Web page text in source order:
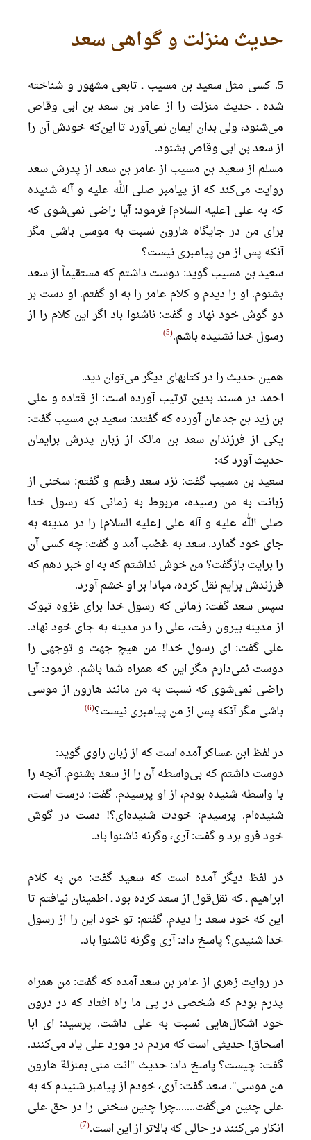
حدیث منزلت و گواهی سعد
5. کسی مثل سعید بن مسیب ـ تابعی مشهور و شناخته
شده ـ حدیث منزلت را از عامر بن سعد بن ابی وقاص
می‌شنود، ولی بدان ایمان نمی‌آورد تا این‌که خودش آن را
از سعد بن ابی وقاص بشنود.
مسلم از سعید بن مسیب از عامر بن سعد از پدرش سعد
روایت می‌کند که از پیامبر صلی الله علیه و آله شنیده
که به علی [علیه السلام] فرمود: آیا راضی نمی‌شوی که
برای من در جایگاه هارون نسبت به موسی باشی مگر
آنکه پس از من پیامبری نیست؟
سعید بن مسیب گوید: دوست داشتم که مستقیماً از سعد
بشنوم. او را دیدم و کلام عامر را به او گفتم. او دست بر
دو گوش خود نهاد و گفت: ناشنوا باد اگر این کلام را از
رسول خدا نشنیده باشم. 5
همین حدیث را در کتابهای دیگر می‌توان دید.
احمد در مسند بدین ترتیب آورده است: از قتاده و علی
بن زید بن جدعان آورده که گفتند: سعید بن مسیب گفت:
یکی از فرزندان سعد بن مالک از زبان پدرش برایمان
حدیث آورد که:
سعید بن مسیب گفت: نزد سعد رفتم و گفتم: سخنی از
زبانت به من رسیده، مربوط به زمانی که رسول خدا
صلی الله علیه و آله علی [علیه السلام] را در مدینه به
جای خود گمارد. سعد به غضب آمد و گفت: چه کسی آن
را برایت بازگفت؟ من خوش نداشتم که به او خبر دهم که
فرزندش برایم نقل کرده، مبادا بر او خشم آورد.
سپس سعد گفت: زمانی که رسول خدا برای غزوه تبوک
از مدینه بیرون رفت، علی را در مدینه به جای خود نهاد.
علی گفت: ای رسول خدا! من هیچ جهت و توجهی را
دوست نمی‌دارم مگر این که همراه شما باشم. فرمود: آیا
راضی نمی‌شوی که نسبت به من مانند هارون از موسی
باشی مگر آنکه پس از من پیامبری نیست؟6
در لفظ ابن عساکر آمده است که از زبان راوی گوید:
دوست داشتم که بی‌واسطه آن را از سعد بشنوم. آنچه را
با واسطه شنیده بودم، از او پرسیدم. گفت: درست است،
شنیده‌ام. پرسیدم: خودت شنیده‌ای؟! دست در گوش
خود فرو برد و گفت: آری، وگرنه ناشنوا باد.
در لفظ دیگر آمده است که سعید گفت: من به کلام
ابراهیم ـ که نقل‌قول از سعد کرده بود ـ اطمینان نیافتم تا
این که خود سعد را دیدم. گفتم: تو خود این را از رسول
خدا شنیدی؟ پاسخ داد: آری وگرنه ناشنوا باد.
در روایت زهری از عامر بن سعد آمده که گفت: من همراه
پدرم بودم که شخصی در پی ما راه افتاد که در درون
خود اشکال‌هایی نسبت به علی داشت. پرسید: ای ابا
اسحاق! حدیثی است که مردم در مورد علی یاد می‌کنند.
گفت: چیست؟ پاسخ داد: حدیث "انت منی بمنزلة هارون
من موسی". سعد گفت: آری، خودم از پیامبر شنیدم که به
علی چنین می‌گفت.......چرا چنین سخنی را در حق علی
انکار می‌کنند در حالی که بالاتر از این است. 7